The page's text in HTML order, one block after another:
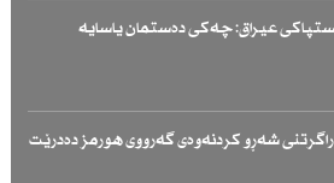
عیراق: چەكی دەستمان یاسایە
شەڕو كردنەوەی گەرووی هورمز دەدرێت